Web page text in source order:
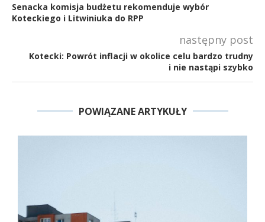
Senacka komisja budżetu rekomenduje wybór
Koteckiego i Litwiniuka do RPP
następny post
Kotecki: Powrót inflacji w okolice celu bardzo trudny
i nie nastąpi szybko
POWIĄZANE ARTYKUŁY